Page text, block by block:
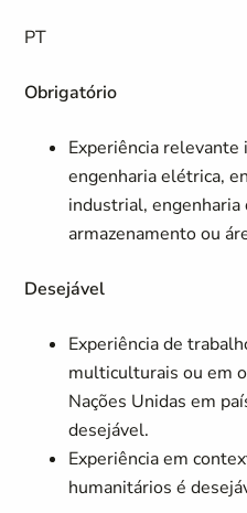
PT
Obrigatório
Experiência relevante
engenharia elétrica,
industrial, engenharia
armazenamento ou
Desejável
Experiência de
multiculturais ou em
Nações Unidas em
desejável.
Experiência em
humanitários é